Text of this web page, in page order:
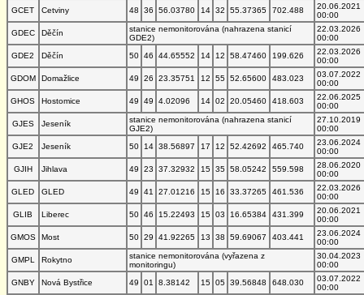
GCET
Cetviny 48 36 56.03780 14 32 55.37365 702.488
20.06.2021
00:00
GDEC
Děčín
stanice nemonitorována (nahrazena stanicí
GDE2)
22.03.2026
00:00
GDE2
Děčín 50 46 44.65552 14 12 58.47460 199.626
22.03.2026
00:00
GDOM
Domažlice 49 26 23.35751 12 55 52.65600 483.023
03.07.2022
00:00
GHOS
Hostomice 49 49 4.02096 14 02 20.05460 418.603
22.06.2025
00:00
GJES
Jeseník
stanice nemonitorována (nahrazena stanicí
GJE2)
27.10.2019
00:00
GJE2
Jeseník 50 14 38.56897 17 12 52.42692 465.740
23.06.2024
00:00
GJIH
Jihlava 49 23 37.32932 15 35 58.05242 559.598
28.06.2020
00:00
GLED
GLED 49 41 27.01216 15 16 33.37265 461.536
22.03.2026
00:00
GLIB
Liberec 50 46 15.22493 15 03 16.65384 431.399
20.06.2021
00:00
GMOS
Most 50 29 41.92265 13 38 59.69067 403.441
23.06.2024
00:00
GMPL
Rokytno
stanice nemonitorována (vyřazena z
monitoringu)
30.04.2023
00:00
GNBY
Nová Bystřice 49 01 8.38142 15 05 39.56848 648.030
03.07.2022
00:00